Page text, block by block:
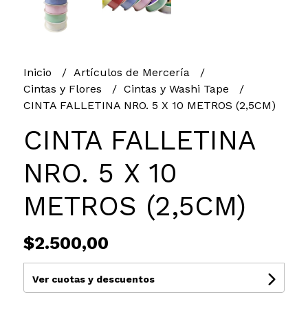
Inicio
Artículos de Mercería
Cintas y Flores
Cintas y Washi Tape
CINTA FALLETINA NRO. 5 X 10 METROS (2,5CM)
CINTA FALLETINA
NRO. 5 X 10
METROS (2,5CM)
$2.500,00
Ver cuotas y descuentos